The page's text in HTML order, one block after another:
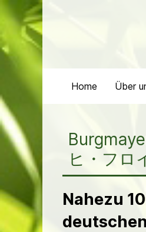
Home Über
ヒ・フロ
Nahezu